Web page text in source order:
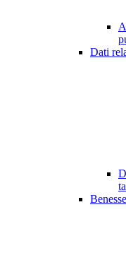
Dati